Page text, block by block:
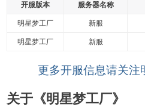
开服版本 服务器名称
明星梦工厂 新服
明星梦工厂 新服
更多开服信息请关注
关于《明星梦工厂》